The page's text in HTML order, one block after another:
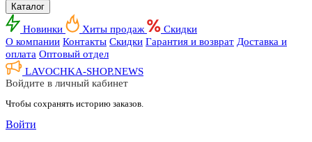
Каталог
Новинки Хиты продаж
Скидки
О компании Контакты Скидки Гарантия и возврат Доставка и
оплата Оптовый отдел
LAVOCHKA-SHOP.NEWS
Войдите в личный кабинет
Чтобы сохранять историю заказов.
Войти